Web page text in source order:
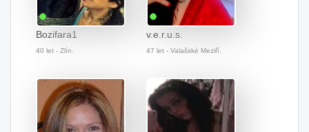
Bozifara1
40 let - Zlín.
v.e.r.u.s.
47 let - Valašské Meziří.